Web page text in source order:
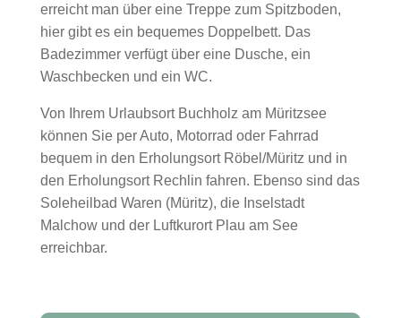
erreicht man über eine Treppe zum Spitzboden,
hier gibt es ein bequemes Doppelbett. Das
Badezimmer verfügt über eine Dusche, ein
Waschbecken und ein WC.
Von Ihrem Urlaubsort Buchholz am Müritzsee
können Sie per Auto, Motorrad oder Fahrrad
bequem in den Erholungsort Röbel/Müritz und in
den Erholungsort Rechlin fahren. Ebenso sind das
Soleheilbad Waren (Müritz), die Inselstadt
Malchow und der Luftkurort Plau am See
erreichbar.